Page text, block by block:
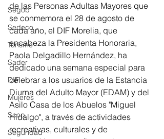
Segob
Sedeco
Turismo
Sader
DIF
Mujeres
Scop
Seguridad
de las Personas Adultas Mayores que
se conmemora el 28 de agosto de
cada año, el DIF Morelia, que
encabeza la Presidenta Honoraria,
Paola Delgadillo Hernández, ha
dedicado una semana especial para
celebrar a los usuarios de la Estancia
Diurna del Adulto Mayor (EDAM) y del
Asilo Casa de los Abuelos "Miguel
Hidalgo", a través de actividades
recreativas, culturales y de